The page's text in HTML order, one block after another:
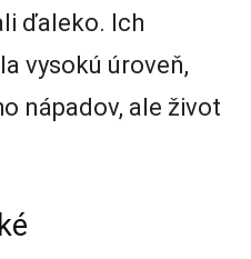
ďaleko. Ich
vysokú úroveň,
nápadov, ale život